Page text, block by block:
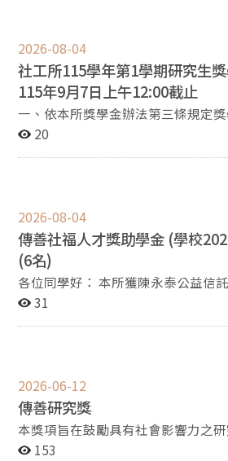
住民族專班 國立臺灣大學社會工作學系 國立臺灣師範大
學社會工作學研究所 嘉南藥理大學社會工作系 靜宜大學
社會工作與兒童少年福利學系
2026-08-04
社工所115學年第1學期研究生
115年9月7日上午12:00截止
一、依本所獎學金辦法第三條規定
博士班學生以前一個學期之「學業成
明文件(紙本)，於115年9月7日上午
公室，另將申請表電子檔(限excel
明文件)email至
或缺件一概不予受理。 社會工作研
20
2026-08-04
傳善社福人才獎助學金 (學校
(6名)
各位同學好： 本所獲陳永泰公益信託提供115學年第1學
期共6名傳善社福人才獎助學金名額
31
2026-06-12
傳善研究獎
本獎項旨在鼓勵具有社會影響力之
究與實務現場之連結，讓研究不僅停
153